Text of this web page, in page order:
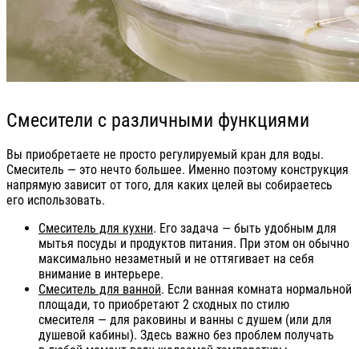
Смесители с различными функциями
Вы приобретаете не просто регулируемый кран для воды.
Смеситель — это нечто большее. Именно поэтому конструкция
напрямую зависит от того, для каких целей вы собираетесь
его использовать.
Смеситель для кухни. Его задача — быть удобным для
мытья посуды и продуктов питания. При этом он обычно
максимально незаметный и не оттягивает на себя
внимание в интерьере.
Смеситель для ванной. Если ванная комната нормальной
площади, то приобретают 2 сходных по стилю
смесителя — для раковины и ванны с душем (или для
душевой кабины). Здесь важно без проблем получать